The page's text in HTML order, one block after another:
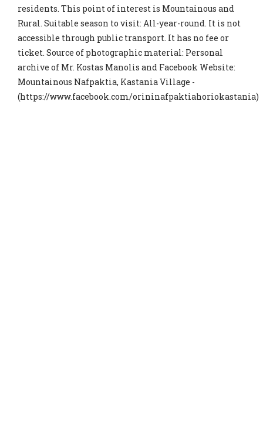
residents. This point of interest is Mountainous and
Rural. Suitable season to visit: All-year-round. It is not
accessible through public transport. It has no fee or
ticket. Source of photographic material: Personal
archive of Mr. Kostas Manolis and Facebook Website:
Mountainous Nafpaktia, Kastania Village -
(https://www.facebook.com/orininafpaktiahoriokastania)